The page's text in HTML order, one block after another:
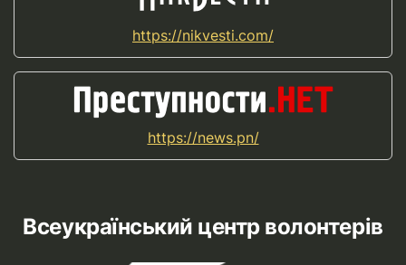
https://nikvesti.com/
https://news.pn/
Всеукраїнський центр волонтерів